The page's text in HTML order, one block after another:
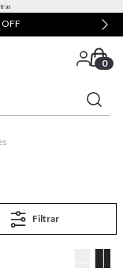
OFF
0
Filtrar